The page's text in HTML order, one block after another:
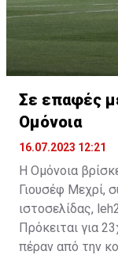
Σε επαφές
Ομόνοια
16.07.2023 12:21
Η Ομόνοια
Γιουσέφ Μεχρί,
ιστοσελίδας,
Πρόκειται για
πέραν από την